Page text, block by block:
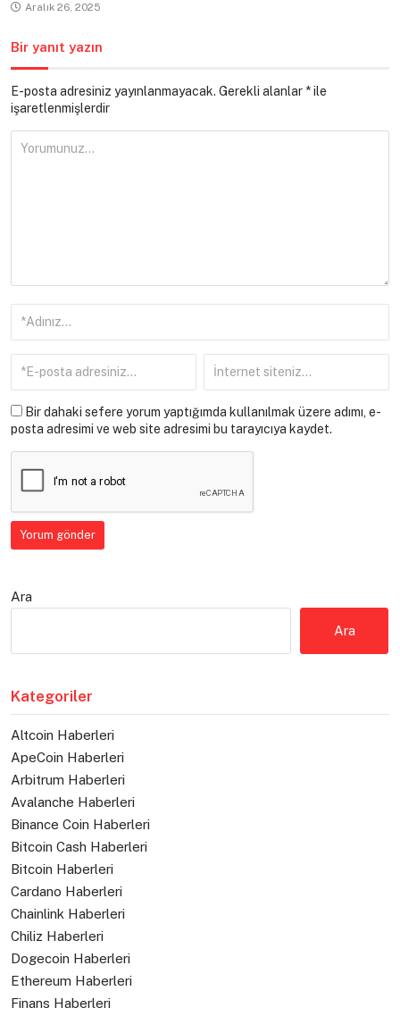
Aralık 26, 2025
Bir yanıt yazın
E-posta adresiniz yayınlanmayacak. Gerekli alanlar *ile
işaretlenmişlerdir
Bir dahaki sefere yorum yaptığımda kullanılmak üzere adımı, e-
posta adresimi ve web site adresimi bu tarayıcıya kaydet.
Ara
Ara
Kategoriler
Altcoin Haberleri
ApeCoin Haberleri
Arbitrum Haberleri
Avalanche Haberleri
Binance Coin Haberleri
Bitcoin Cash Haberleri
Bitcoin Haberleri
Cardano Haberleri
Chainlink Haberleri
Chiliz Haberleri
Dogecoin Haberleri
Ethereum Haberleri
Finans Haberleri